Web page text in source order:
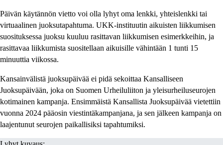
Päivän käytännön vietto voi olla lyhyt oma lenkki, yhteislenkki tai
virtuaalinen juoksutapahtuma. UKK-instituutin aikuisten liikkumisen
suosituksessa juoksu kuuluu rasittavan liikkumisen esimerkkeihin, ja
rasittavaa liikkumista suositellaan aikuisille vähintään 1 tunti 15
minuuttia viikossa.
Kansainvälistä juoksupäivää ei pidä sekoittaa Kansalliseen
Juoksupäivään, joka on Suomen Urheiluliiton ja yleisurheiluseurojen
kotimainen kampanja. Ensimmäistä Kansallista Juoksupäivää vietettiin
vuonna 2024 pääosin viestintäkampanjana, ja sen jälkeen kampanja on
laajentunut seurojen paikallisiksi tapahtumiksi.